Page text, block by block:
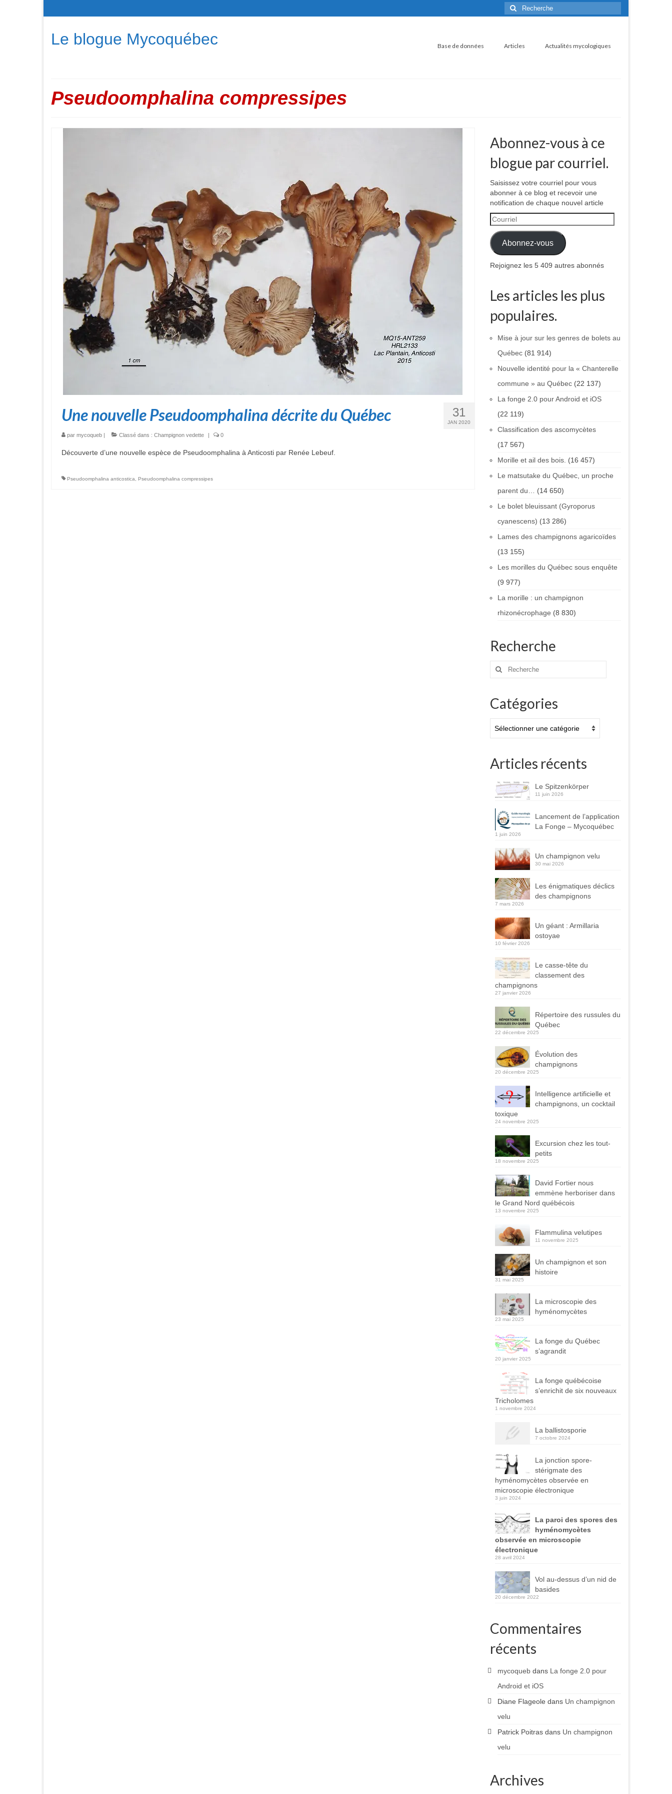
Rechercher
:
Le blogue Mycoquébec Base de données Articles Actualités mycologiques
Pseudoomphalina compressipes
31
JAN 2020
Une nouvelle Pseudoomphalina décrite du Québec
par mycoqueb | Classé dans : Champignon vedette | 0
Découverte d’une nouvelle espèce de Pseudoomphalina à Anticosti par Renée Lebeuf.
Pseudoomphalina anticostica Pseudoomphalina compressipes
Abonnez-vous à ce
blogue par courriel.
Saisissez votre courriel pour vous
abonner à ce blog et recevoir une
notification de chaque nouvel article
Courriel
Abonnez-vous
Rejoignez les 5 409 autres abonnés
Les articles les plus
populaires.
Mise à jour sur les genres de bolets au
Québec (81 914)
Nouvelle identité pour la « Chanterelle
commune » au Québec (22 137)
La fonge 2.0 pour Android et iOS
(22 119)
Classification des ascomycètes
(17 567)
Morille et ail des bois. (16 457)
Le matsutake du Québec, un proche
parent du…
(14 650)
Le bolet bleuissant (Gyroporus
cyanescens) (13 286)
Lames des champignons agaricoïdes
(13 155)
Les morilles du Québec sous enquête
(9 977)
La morille : un champignon
rhizonécrophage (8 830)
Recherche
Rechercher
Catégories
Articles récents
Le Spitzenkörper
11 juin 2026
Lancement de l’application
La Fonge – Mycoquébec
1 juin 2026
Un champignon velu
30 mai 2026
Les énigmatiques déclics
des champignons
7 mars 2026
Un géant : Armillaria
ostoyae
10 février 2026
Le casse-tête du
classement des
champignons
27 janvier 2026
Répertoire des russules du
Québec
22 décembre 2025
Évolution des
champignons
20 décembre 2025
Intelligence artificielle et
champignons, un cocktail
toxique
24 novembre 2025
Excursion chez les tout-
petits
18 novembre 2025
David Fortier nous
emmène herboriser dans
le Grand Nord québécois
13 novembre 2025
Flammulina velutipes
11 novembre 2025
Un champignon et son
histoire
31 mai 2025
La microscopie des
hyménomycètes
23 mai 2025
La fonge du Québec
s’agrandit
20 janvier 2025
La fonge québécoise
s’enrichit de six nouveaux
Tricholomes
1 novembre 2024
La ballistosporie
7 octobre 2024
La jonction spore-
stérigmate des
hyménomycètes observée en
microscopie électronique
3 juin 2024
La paroi des spores des
hyménomycètes
observée en microscopie
électronique
28 avril 2024
Vol au-dessus d’un nid de
basides
20 décembre 2022
Commentaires
récents
mycoquebdans La fonge 2.0 pour
Android et iOS
Diane Flageole dans Un champignon
velu
Patrick Poitrasdans Un champignon
velu
Archives